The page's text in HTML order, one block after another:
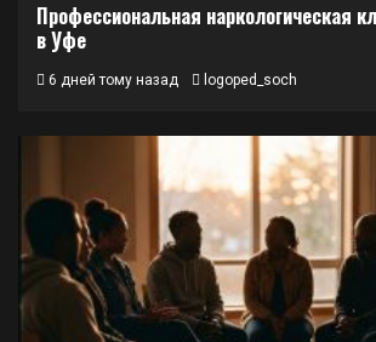
Профессиональная наркологическая
в Уфе
6 дней тому назад logoped_soch